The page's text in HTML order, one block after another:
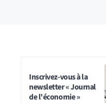
Inscrivez-vous à la
newsletter « Journal
de l'économie »